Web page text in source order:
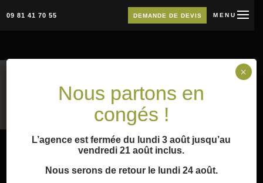
09 81 41 70 55 DEMANDE DE DEVIS MENU
Accueil » Terrasses au sol
HapaxNous partons en
congés !
L’agence est fermée du lundi 3 août jusqu’au
vendredi 21 août inclus.
Nous serons de retour le lundi 24 août.
×